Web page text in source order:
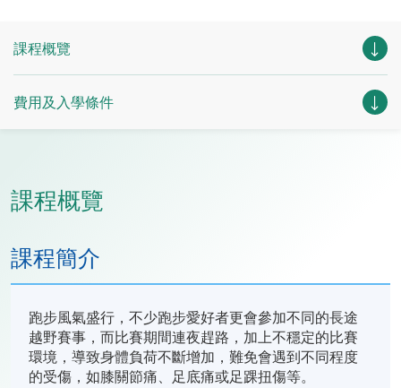
課程概覽
費用及入學條件
課程概覽
課程簡介
跑步風氣盛行，不少跑步愛好者更會參加不同的長途
越野賽事，而比賽期間連夜趕路，加上不穩定的比賽
環境，導致身體負荷不斷增加，難免會遇到不同程度
的受傷，如膝關節痛、足底痛或足踝扭傷等。